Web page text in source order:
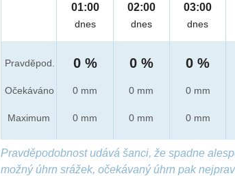
Pravděpod.
Očekáváno
Maximum
01:00
dnes
0 %
0 mm
0 mm
02:00
dnes
0 %
0 mm
0 mm
03:00
dnes
0 %
0 mm
0 mm
Pravděpodobnost udává šanci, že spadne
možný úhrn srážek, očekávaný úhrn pak